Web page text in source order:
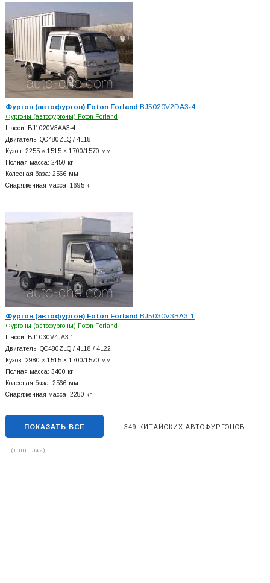
Фургон (автофургон) Foton Forland BJ5020V2DA3-4
Фургоны (автофургоны) Foton Forland
Шасси: BJ1020V3AA3-4
Двигатель: QC480ZLQ / 4L18
Кузов: 2255 × 1515 × 1700/1570 мм
Полная масса: 2450 кг
Колесная база: 2566 мм
Снаряженная масса: 1695 кг
Фургон (автофургон) Foton Forland BJ5030V3BA3-1
Фургоны (автофургоны) Foton Forland
Шасси: BJ1030V4JA3-1
Двигатель: QC480ZLQ / 4L18 / 4L22
Кузов: 2980 × 1515 × 1700/1570 мм
Полная масса: 3400 кг
Колесная база: 2566 мм
Снаряженная масса: 2280 кг
ПОКАЗАТЬ ВСЕ 349 КИТАЙСКИХ АВТОФУРГОНОВ
(ЕЩЕ 342)